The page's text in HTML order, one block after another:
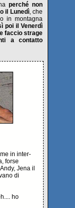
perché non
il Lunedì, che
in montagna
poi il Venerdì
faccio strage
a contatto
in inter-
forse
Jena il
di
ho